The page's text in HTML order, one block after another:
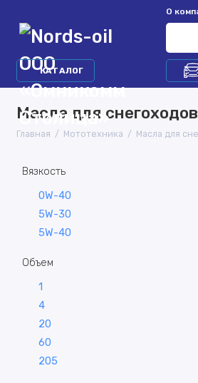
О
КАТАЛОГ
Масла для
Главная Мототехника Масла для
Вязкость
0W-40
5W-30
5W-40
Объем
1
4
20
60
205